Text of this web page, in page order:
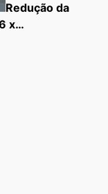
Redução da
x…